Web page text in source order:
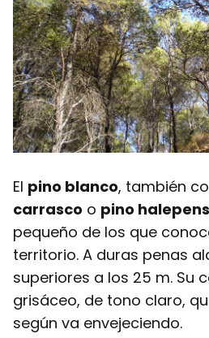
El pino blanco, también
carrasco o pino
pequeño de los que
territorio. A duras penas
superiores a los 25 m. Su
grisáceo, de tono claro,
según va envejeciendo.